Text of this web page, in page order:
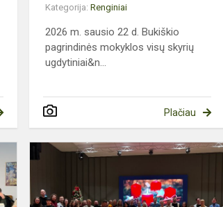
Kategorija:Renginiai
2026 m. sausio 22 d. Bukiškio
pagrindinės mokyklos visų skyrių
ugdytiniai&n...
Plačiau
MOKINIŲ
ĮVAIROVĖ:
PAŽINIMAS
IR